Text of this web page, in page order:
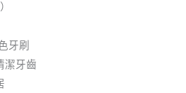
牙刷
潔牙齒